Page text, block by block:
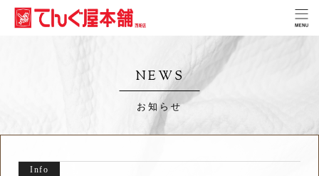
NEWS
お知らせ
Info